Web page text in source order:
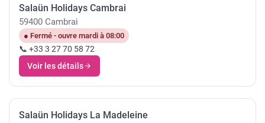
Salaün Holidays Cambrai
59400 Cambrai
● Fermé - ouvre mardi à 08:00
📞 +33 3 27 70 58 72
Voir les détails
Salaün Holidays La Madeleine